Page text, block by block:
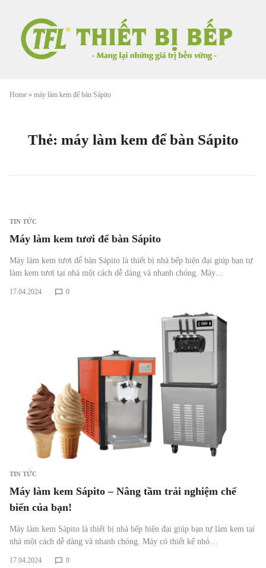
Home » máy làm kem để bàn Sápito
Thẻ: máy làm kem để bàn Sápito
TIN TỨC
Máy làm kem tươi để bàn Sápito
Máy làm kem tươi để bàn Sápito là thiết bị nhà bếp hiện đại giúp bạn tự
làm kem tươi tại nhà một cách dễ dàng và nhanh chóng. Máy…
17.04.2024 0
TIN TỨC
Máy làm kem Sápito – Nâng tầm trải nghiệm chế
biến của bạn!
Máy làm kem Sápito là thiết bị nhà bếp hiện đại giúp bạn tự làm kem tại
nhà một cách dễ dàng và nhanh chóng. Máy có thiết kế nhỏ…
17.04.2024 0